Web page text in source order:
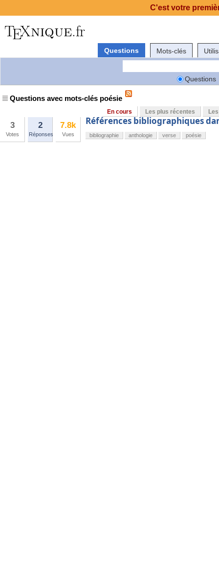
Questions Mots-clés
Questions
Questions avec mots-clés poésie
En cours Les plus récentes
3
Votes
2
Réponses
7.8k
Vues
Références bibliographiques
bibliographie anthologie verse poésie
C'est votre